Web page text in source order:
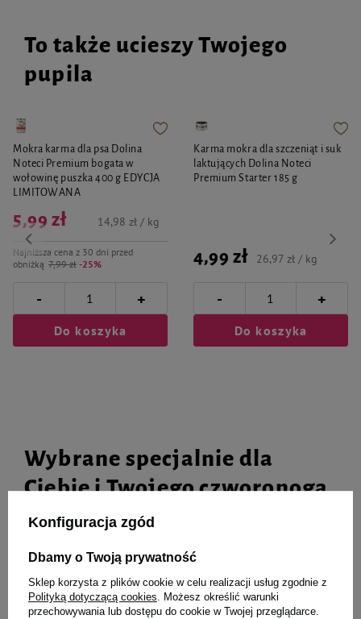
To także ucieszy Twojego
pupila
Mokra karma dla psa Dolina
Noteci Premium bogata w
wołowinę puszka 400 g EDYCJA
LIMITOWANA
Najniższa cena z 30 dni przed
obniżką 7,99 zł -25%
5,99 zł 14,98 zł / kg
- +
Do koszyka
Karma mokra dla szczeniąt i suk
laktujących Dolina Noteci
Premium Starter 185 g
4,99 zł 26,97 zł / kg
- +
Do koszyka
Wybrane specjalnie dla
Ciebie i Twojego czworonoga
Pokarm dla królików Versele Laga
Crispy Pellets 2kg
Versele Laga Cuni Nature
Original Pokarm dla królików
miniaturowych 750 g
Konfiguracja zgód
Dbamy o Twoją prywatność
Sklep korzysta z plików cookie w celu realizacji usług zgodnie z
Polityką dotyczącą cookies. Możesz określić warunki
przechowywania lub dostępu do cookie w Twojej przeglądarce.